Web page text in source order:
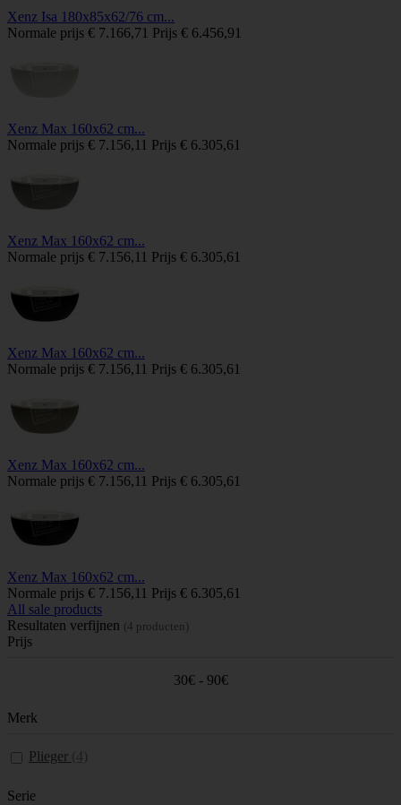
Xenz Isa 180x85x62/76 cm...
Normale prijs € 7.166,71 Prijs € 6.456,91
Xenz Max 160x62 cm...
Normale prijs € 7.156,11 Prijs € 6.305,61
Xenz Max 160x62 cm...
Normale prijs € 7.156,11 Prijs € 6.305,61
Xenz Max 160x62 cm...
Normale prijs € 7.156,11 Prijs € 6.305,61
Xenz Max 160x62 cm...
Normale prijs € 7.156,11 Prijs € 6.305,61
Xenz Max 160x62 cm...
Normale prijs € 7.156,11 Prijs € 6.305,61
All sale products
Resultaten verfijnen (4 producten)
Prijs
30€ - 90€
Merk
Plieger
Serie